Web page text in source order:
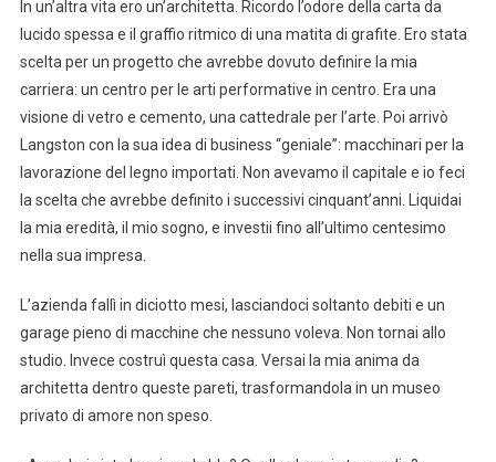
In un’altra vita ero un’architetta. Ricordo l’odore della carta da
lucido spessa e il graffio ritmico di una matita di grafite. Ero stata
scelta per un progetto che avrebbe dovuto definire la mia
carriera: un centro per le arti performative in centro. Era una
visione di vetro e cemento, una cattedrale per l’arte. Poi arrivò
Langston con la sua idea di business “geniale”: macchinari per la
lavorazione del legno importati. Non avevamo il capitale e io feci
la scelta che avrebbe definito i successivi cinquant’anni. Liquidai
la mia eredità, il mio sogno, e investii fino all’ultimo centesimo
nella sua impresa.
L’azienda fallì in diciotto mesi, lasciandoci soltanto debiti e un
garage pieno di macchine che nessuno voleva. Non tornai allo
studio. Invece costruì questa casa. Versai la mia anima da
architetta dentro queste pareti, trasformandola in un museo
privato di amore non speso.